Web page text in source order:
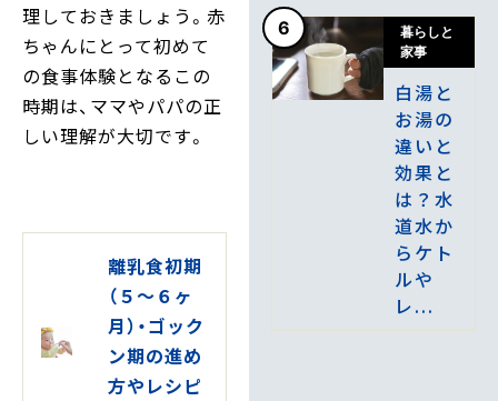
理しておきましょう。赤
ちゃんにとって初めて
の食事体験となるこの
時期は、ママやパパの正
しい理解が大切です。
離乳食初期
（５～６ヶ
月）・ゴック
ン期の進め
方やレシピ
6
暮らしと
家事
白湯と
お湯の
違いと
効果と
は？水
道水か
らケト
ルや
レ...